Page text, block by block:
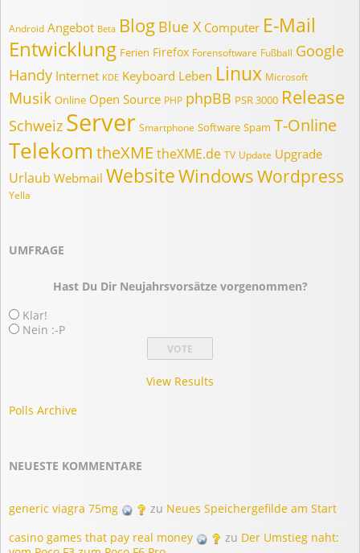
Android Angebot Beta Blog Blue X Computer E-Mail
Entwicklung Ferien Firefox Forensoftware Fußball Google
Handy Internet KDE Keyboard Leben Linux Microsoft
Musik Online Open Source PHP phpBB PSR 3000 Release
Schweiz Server Smartphone Software Spam T-Online
Telekom theXME theXME.de TV Update Upgrade
Urlaub Webmail WebsiteWindowsWordpress
Yella
UMFRAGE
Hast Du Dir Neujahrsvorsätze vorgenommen?
Klar!
Nein :-P
View Results
Polls Archive
NEUESTE KOMMENTARE
generic viagra 75mg zu Neues Speichergefilde am Start
casino games that pay real money
zu Der Umstieg naht: